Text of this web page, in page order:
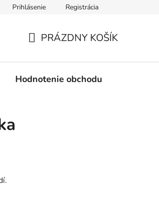
Prihlásenie Registrácia
KOŠÍK
PRÁZDNY KOŠÍK
Hodnotenie obchodu